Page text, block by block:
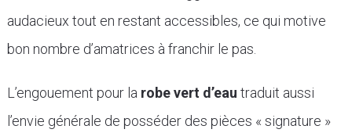
audacieux tout en restant accessibles, ce qui motive
bon nombre d’amatrices à franchir le pas.
L’engouement pour la robe vert d’eau traduit aussi
l’envie générale de posséder des pièces « signature »